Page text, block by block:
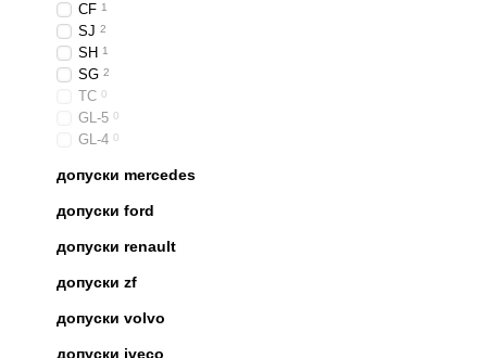
CF 1
SJ 2
SH 1
SG 2
TC 0
GL-5 0
GL-4 0
допуски mercedes
допуски ford
допуски renault
допуски zf
допуски volvo
допуски iveco